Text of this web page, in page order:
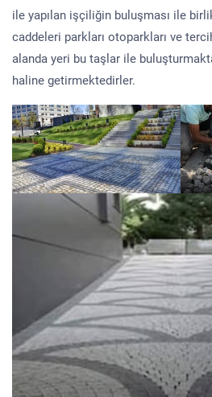
ile yapılan işçiliğin buluşması ile
caddeleri parkları otoparkları ve
alanda yeri bu taşlar ile
haline getirmektedirler.